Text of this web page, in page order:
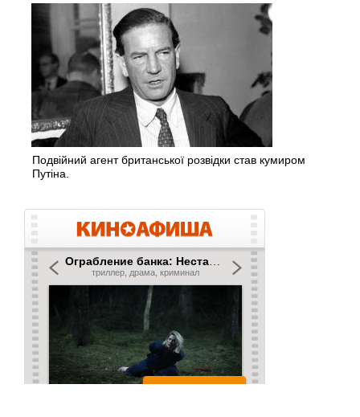
Подвійний агент британської розвідки став кумиром
Путіна.